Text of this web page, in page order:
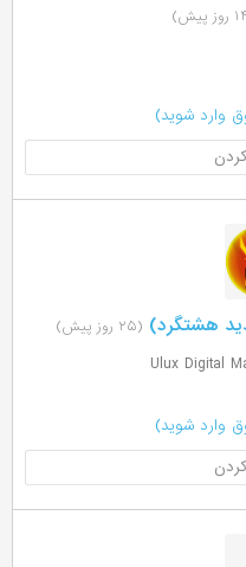
وارد شوید)
هشتگرد) (۲۵ روز پیش)
وارد شوید)